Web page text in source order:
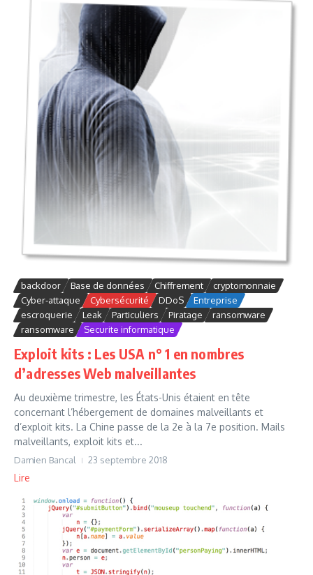
backdoor Base de données Chiffrement
cryptomonnaie
Cyber-attaque
Cybersécurité DDoS
Entreprise
escroquerie
Leak Particuliers Piratage
ransomware
ransomware
Securite informatique
Exploit kits : Les USA n° 1 en nombres
d’adresses Web malveillantes
Au deuxième trimestre, les États-Unis étaient en tête
concernant l’hébergement de domaines malveillants et
d’exploit kits. La Chine passe de la 2e à la 7e position. Mails
malveillants, exploit kits et...
Damien Bancal 23 septembre 2018
Lire